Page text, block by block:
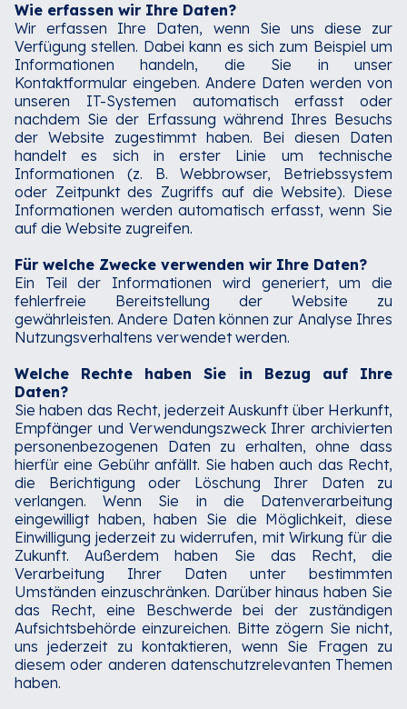
Wie erfassen wir Ihre Daten?
Wir erfassen Ihre Daten, wenn Sie uns diese zur
Verfügung stellen. Dabei kann es sich zum Beispiel um
Informationen handeln, die Sie in unser
Kontaktformular eingeben. Andere Daten werden von
unseren IT-Systemen automatisch erfasst oder
nachdem Sie der Erfassung während Ihres Besuchs
der Website zugestimmt haben. Bei diesen Daten
handelt es sich in erster Linie um technische
Informationen (z. B. Webbrowser, Betriebssystem
oder Zeitpunkt des Zugriffs auf die Website). Diese
Informationen werden automatisch erfasst, wenn Sie
auf die Website zugreifen.‍
Für welche Zwecke verwenden wir Ihre Daten?
Ein Teil der Informationen wird generiert, um die
fehlerfreie Bereitstellung der Website zu
gewährleisten. Andere Daten können zur Analyse Ihres
Nutzungsverhaltens verwendet werden.‍
Welche Rechte haben Sie in Bezug auf Ihre
Daten?
Sie haben das Recht, jederzeit Auskunft über Herkunft,
Empfänger und Verwendungszweck Ihrer archivierten
personenbezogenen Daten zu erhalten, ohne dass
hierfür eine Gebühr anfällt. Sie haben auch das Recht,
die Berichtigung oder Löschung Ihrer Daten zu
verlangen. Wenn Sie in die Datenverarbeitung
eingewilligt haben, haben Sie die Möglichkeit, diese
Einwilligung jederzeit zu widerrufen, mit Wirkung für die
Zukunft. Außerdem haben Sie das Recht, die
Verarbeitung Ihrer Daten unter bestimmten
Umständen einzuschränken. Darüber hinaus haben Sie
das Recht, eine Beschwerde bei der zuständigen
Aufsichtsbehörde einzureichen. Bitte zögern Sie nicht,
uns jederzeit zu kontaktieren, wenn Sie Fragen zu
diesem oder anderen datenschutzrelevanten Themen
haben.‍